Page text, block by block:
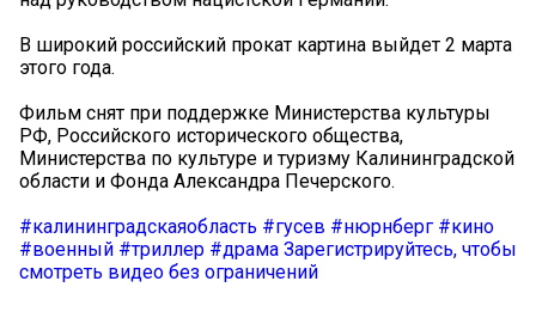
В широкий российский прокат картина выйдет 2 марта
этого года.
Фильм снят при поддержке Министерства культуры
РФ, Российского исторического общества,
Министерства по культуре и туризму Калининградской
области и Фонда Александра Печерского.
#калининградскаяобласть #гусев #нюрнберг #кино
#военный #триллер #драма Зарегистрируйтесь, чтобы
смотреть видео без ограничений